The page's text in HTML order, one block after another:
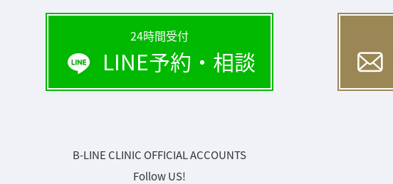
24時間受付
LINE予約・相談
B-LINE CLINIC OFFICIAL ACCOUNTS
Follow US!